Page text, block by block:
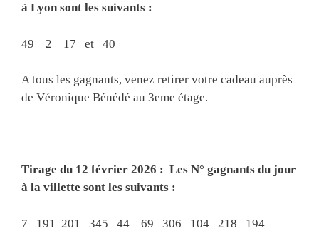
à Lyon sont les suivants :
49 2 17 et 40
A tous les gagnants, venez retirer votre cadeau auprès
de Véronique Bénédé au 3eme étage.
Tirage du 12 février 2026 : Les N° gagnants du jour
à la villette sont les suivants :
7 191 201 345 44 69 306 104 218 194